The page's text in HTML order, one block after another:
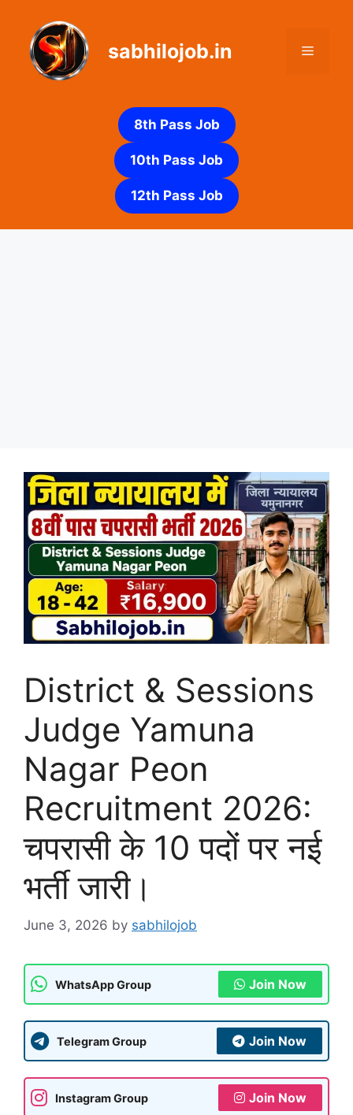
content
sabhilojob.in Menu
8th Pass Job
10th Pass Job
12th Pass Job
District & Sessions
Judge Yamuna
Nagar Peon
Recruitment 2026:
चपरासी के 10 पदों पर नई
भर्ती जारी।
June 3, 2026 by sabhilojob
WhatsApp Group Join Now
Telegram Group Join Now
Instagram Group Join Now